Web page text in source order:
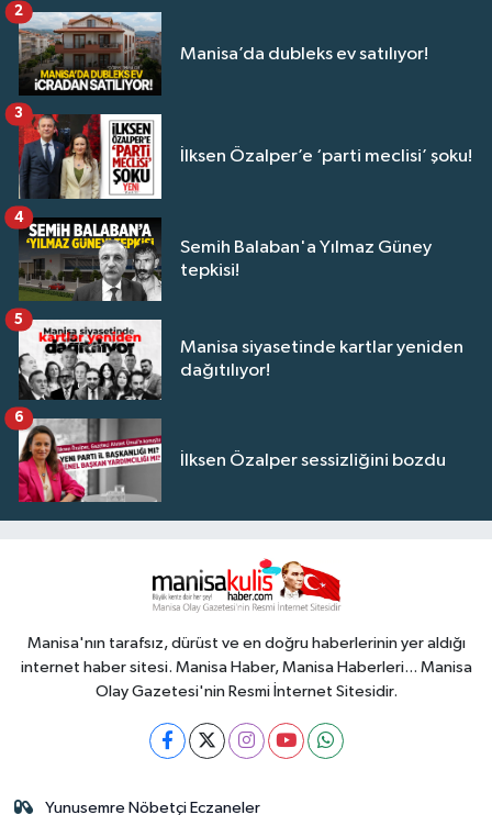
Manisa’da dubleks ev satılıyor!
2
İlksen Özalper’e ‘parti meclisi’ şoku!
3
Semih Balaban'a Yılmaz Güney
tepkisi!
4
Manisa siyasetinde kartlar yeniden
dağıtılıyor!
5
İlksen Özalper sessizliğini bozdu
6
Manisa'nın tarafsız, dürüst ve en doğru haberlerinin yer aldığı
internet haber sitesi. Manisa Haber, Manisa Haberleri... Manisa
Olay Gazetesi'nin Resmi İnternet Sitesidir.
Yunusemre Nöbetçi Eczaneler